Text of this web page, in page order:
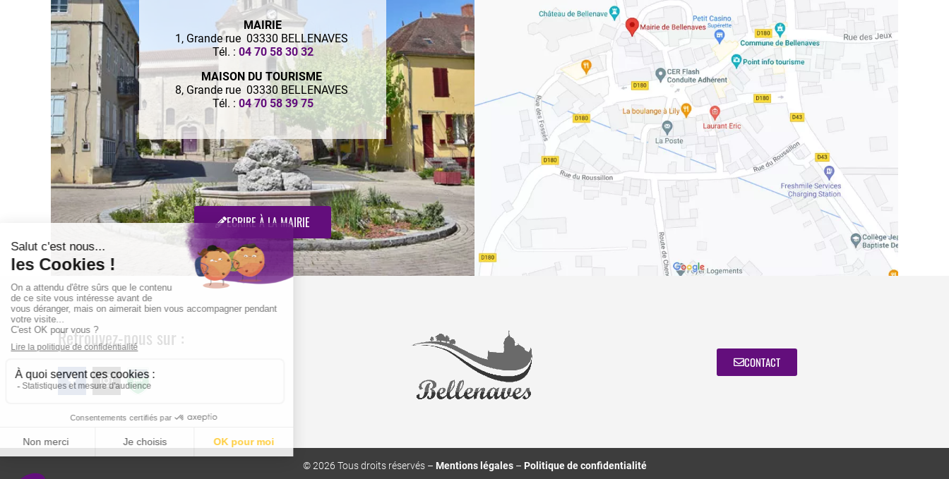
MAIRIE
1, Grande rue 03330 BELLENAVES
Tél. : 04 70 58 30 32
MAISON DU TOURISME
8, Grande rue 03330 BELLENAVES
Tél. : 04 70 58 39 75
ECRIRE À LA MAIRIE
Retrouvez-nous sur :
CONTACT
© 2026 Tous droits réservés​ – Mentions légales– Politique de confidentialité